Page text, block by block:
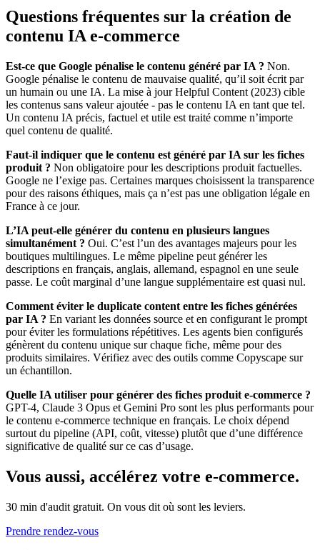
Questions fréquentes sur la création de
contenu IA e-commerce
Est-ce que Google pénalise le contenu généré par IA ? Non.
Google pénalise le contenu de mauvaise qualité, qu’il soit écrit par
un humain ou une IA. La mise à jour Helpful Content (2023) cible
les contenus sans valeur ajoutée - pas le contenu IA en tant que tel.
Un contenu IA précis, factuel et utile est traité comme n’importe
quel contenu de qualité.
Faut-il indiquer que le contenu est généré par IA sur les fiches
produit ? Non obligatoire pour les descriptions produit factuelles.
Google ne l’exige pas. Certaines marques choisissent la transparence
pour des raisons éthiques, mais ça n’est pas une obligation légale en
France à ce jour.
L’IA peut-elle générer du contenu en plusieurs langues
simultanément ? Oui. C’est l’un des avantages majeurs pour les
boutiques multilingues. Le même pipeline peut générer les
descriptions en français, anglais, allemand, espagnol en une seule
passe. Le coût marginal d’une langue supplémentaire est quasi nul.
Comment éviter le duplicate content entre les fiches générées
par IA ? En variant les données source et en configurant le prompt
pour éviter les formulations répétitives. Les agents bien configurés
génèrent du contenu unique sur chaque fiche, même pour des
produits similaires. Vérifiez avec des outils comme Copyscape sur
un échantillon.
Quelle IA utiliser pour générer des fiches produit e-commerce ?
GPT-4, Claude 3 Opus et Gemini Pro sont les plus performants pour
le contenu e-commerce technique en français. Le choix dépend
surtout du pipeline (API, coût, vitesse) plutôt que d’une différence
significative de qualité sur ce cas d’usage.
Vous aussi, accélérez votre e-commerce.
30 min d'audit gratuit. On vous dit où sont les leviers.
Prendre rendez-vous